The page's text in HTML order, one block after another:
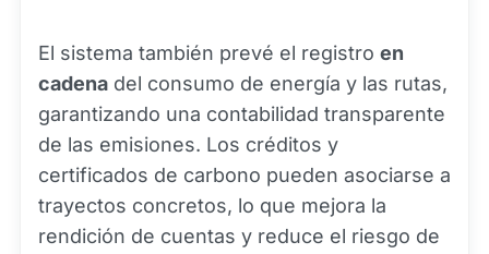
El sistema también prevé el registro en
cadena del consumo de energía y las rutas,
garantizando una contabilidad transparente
de las emisiones. Los créditos y
certificados de carbono pueden asociarse a
trayectos concretos, lo que mejora la
rendición de cuentas y reduce el riesgo de